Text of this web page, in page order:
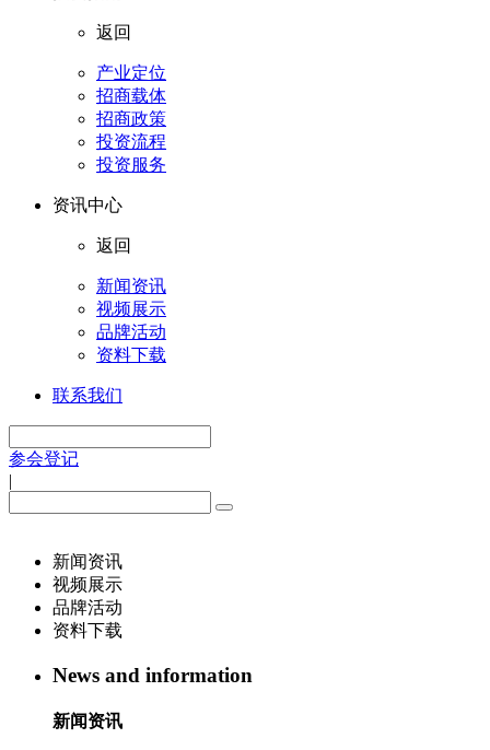
返回
产业定位
招商载体
招商政策
投资流程
投资服务
资讯中心
返回
新闻资讯
视频展示
品牌活动
资料下载
联系我们
参会登记
|
新闻资讯
视频展示
品牌活动
资料下载
News and information
新闻资讯